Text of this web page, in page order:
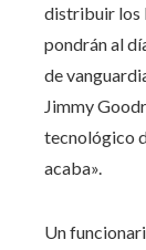
distribuir los
pondrán al
de
Jimmy
tecnológico
acaba».
Un